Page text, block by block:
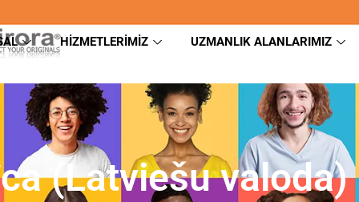
HIZMETLERIMIZ UZMANLIK ALANLARIMIZ
(Latviešu valoda)